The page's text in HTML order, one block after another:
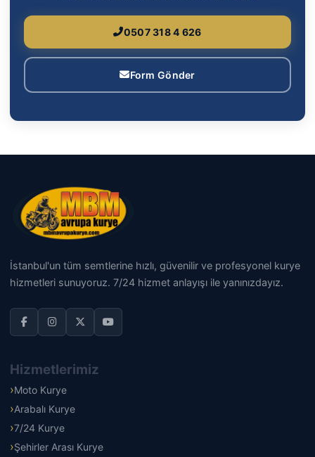
0507 318 4 626
Form Gönder
İstanbul'un tüm semtlerine hızlı, güvenilir ve profesyonel kurye
hizmetleri sunuyoruz. 7/24 hizmet anlayışı ile yanınızdayız.
Hizmetlerimiz
Moto Kurye
Arabalı Kurye
7/24 Kurye
Şehirler Arası Kurye